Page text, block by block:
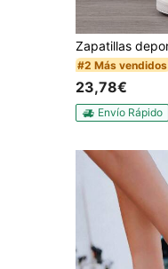
#2 Más vendidos
23,78€
Envío Rápido